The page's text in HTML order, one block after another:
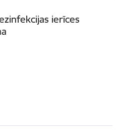
ierīces